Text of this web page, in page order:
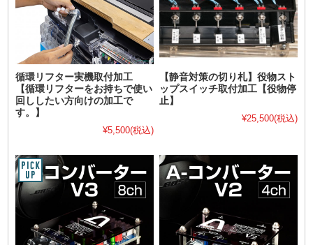
循環リフター実機取付加工
【循環リフターをお持ちで使い
回ししたい方向けの加工で
す。】
¥5,500(税込)
【静音対策の切り札】役物スト
ップスイッチ取付加工【役物停
止】
¥25,500(税込)